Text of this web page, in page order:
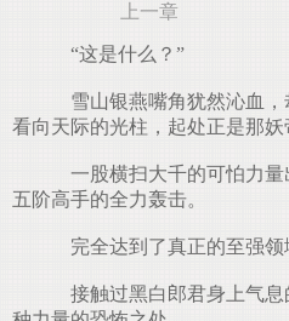
上一章
“这是什么？”
雪山银燕嘴角犹然沁血，
看向天际的光柱，起处正是那妖
一股横扫大千的可怕力量
五阶高手的全力轰击。
完全达到了真正的至强领
接触过黑白郎君身上气息